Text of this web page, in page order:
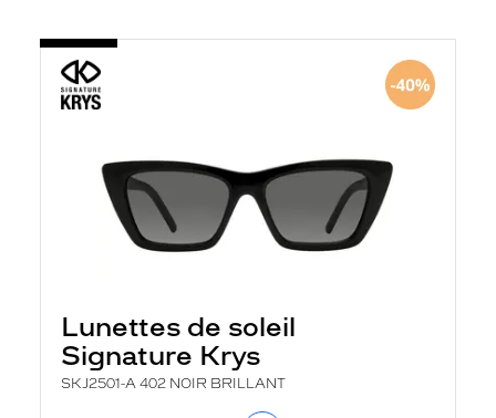
Lunettes de soleil
Signature Krys
SKJ2501-A 402 NOIR BRILLANT